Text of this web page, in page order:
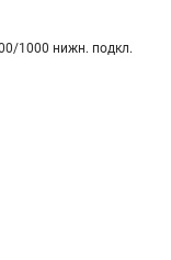
1000 нижн. подкл.